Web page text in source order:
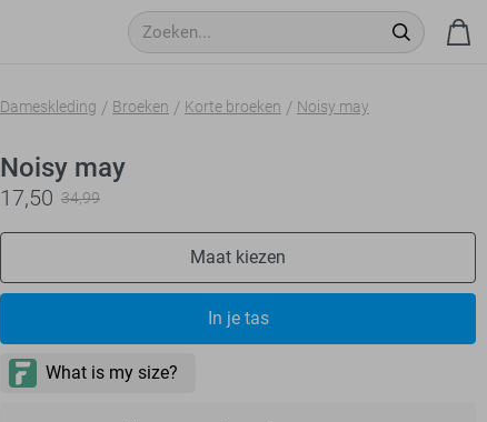
Dameskleding Broeken Korte broeken Noisy may
Noisy may
17,50 34,99
Maat kiezen
In je tas